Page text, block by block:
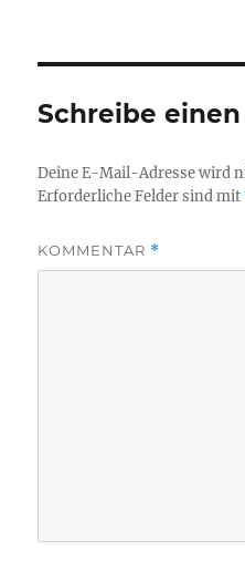
Schreibe
Deine E-Mail-Adresse wird
Erforderliche Felder sind mit
KOMMENTAR *